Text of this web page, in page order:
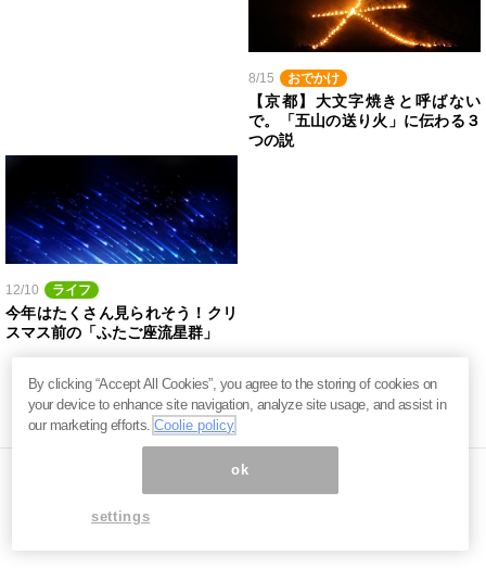
8/15 おでかけ
【京都】大文字焼きと呼ばない
で。「五山の送り火」に伝わる３
つの説
12/10 ライフ
今年はたくさん見られそう！クリ
スマス前の「ふたご座流星群」
ページ内の商標は全て商標権者に属します。無断転載を禁じます。 ©
By clicking “Accept All Cookies”, you agree to the storing of cookies on
your device to enhance site navigation, analyze site usage, and assist in
our marketing efforts.Coolie policy
ok
settings